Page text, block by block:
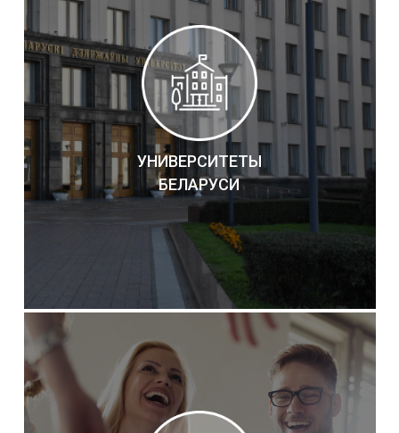
УНИВЕРСИТЕТЫ
БЕЛАРУСИ